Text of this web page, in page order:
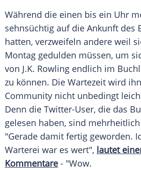
Während die einen bis ein Uhr
sehnsüchtig auf die Ankunft des
hatten, verzweifeln andere weil
Montag gedulden müssen, um
von J.K. Rowling endlich im
zu können. Die Wartezeit wird
Community nicht unbedingt
Denn die Twitter-User, die das
gelesen haben, sind
"Gerade damit fertig geworden.
Warterei war es wert", lautet
Kommentare - "Wow.